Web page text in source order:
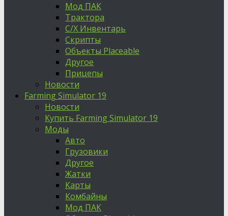
Мод ПАК
Трактора
С/Х Инвентарь
Скрипты
Объекты Placeable
Другое
Прицепы
Новости
Farming Simulator 19
Новости
Купить Farming Simulator 19
Моды
Авто
Грузовики
Другое
Жатки
Карты
Комбайны
Мод ПАК